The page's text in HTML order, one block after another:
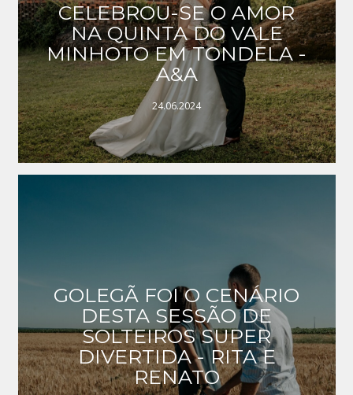
CELEBROU-SE O AMOR
NA QUINTA DO VALE
MINHOTO EM TONDELA -
A&A
24.06.2024
GOLEGÃ FOI O CENÁRIO
DESTA SESSÃO DE
SOLTEIROS SUPER
DIVERTIDA - RITA E
RENATO